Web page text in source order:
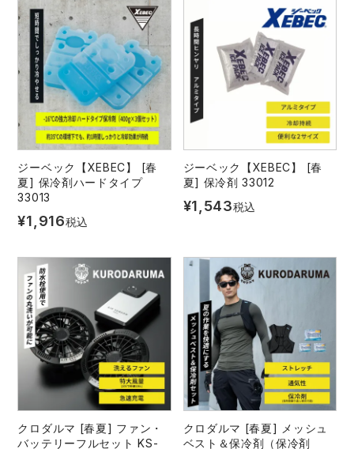
ジーベック【XEBEC】 [春
夏] 保冷剤ハードタイプ
33013
¥1,916税込
ジーベック【XEBEC】 [春
夏] 保冷剤 33012
¥1,543税込
クロダルマ [春夏] ファン・
バッテリーフルセット KS-
クロダルマ [春夏] メッシュ
ベスト＆保冷剤（保冷剤